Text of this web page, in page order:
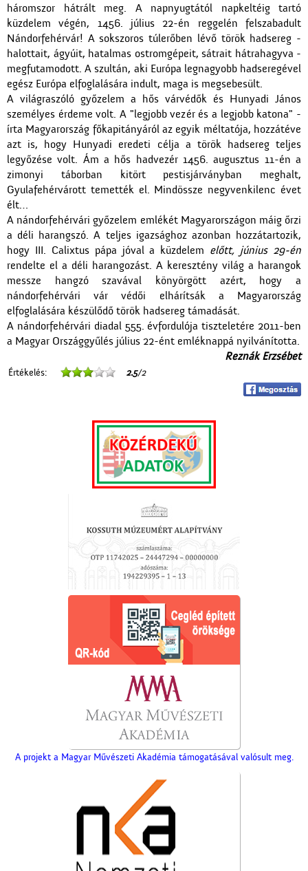
háromszor hátrált meg. A napnyugtától napkeltéig tartó
küzdelem végén, 1456. július 22-én reggelén felszabadult
Nándorfehérvár! A sokszoros túlerőben lévő török hadsereg -
halottait, ágyúit, hatalmas ostromgépeit, sátrait hátrahagyva -
megfutamodott. A szultán, aki Európa legnagyobb hadseregével
egész Európa elfoglalására indult, maga is megsebesült.
A világraszóló győzelem a hős várvédők és Hunyadi János
személyes érdeme volt. A "legjobb vezér és a legjobb katona" -
írta Magyarország főkapitányáról az egyik méltatója, hozzátéve
azt is, hogy Hunyadi eredeti célja a török hadsereg teljes
legyőzése volt. Ám a hős hadvezér 1456. augusztus 11-én a
zimonyi táborban kitört pestisjárványban meghalt,
Gyulafehérvárott temették el. Mindössze negyvenkilenc évet
élt…
A nándorfehérvári győzelem emlékét Magyarországon máig őrzi
a déli harangszó. A teljes igazsághoz azonban hozzátartozik,
hogy III. Calixtus pápa jóval a küzdelem előtt, június 29-én
rendelte el a déli harangozást. A keresztény világ a harangok
messze hangzó szavával könyörgött azért, hogy a
nándorfehérvári vár védői elhárítsák a Magyarország
elfoglalására készülődő török hadsereg támadását.
A nándorfehérvári diadal 555. évfordulója tiszteletére 2011-ben
a Magyar Országgyűlés július 22-ént emléknappá nyilvánította.
Reznák Erzsébet
Értékelés: 2.5/2
A projekt a Magyar Művészeti Akadémia támogatásával valósult meg.